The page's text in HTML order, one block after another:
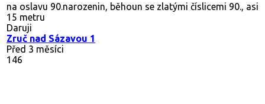
na oslavu 90.narozenin, běhoun se zlatými číslicemi 90., asi
15 metru
Daruji
Zruč nad Sázavou 1
Před 3 měsíci
146